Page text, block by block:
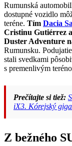
Rumunská
dostupné vozidlo
teréne. Tím Dacia
Cristinu Gutiérrez
Duster Adventure
Rumunsku.
stali svedkami
s premenlivým
Prečítajte si tiež:
iX3. Kórejský
Z bežného